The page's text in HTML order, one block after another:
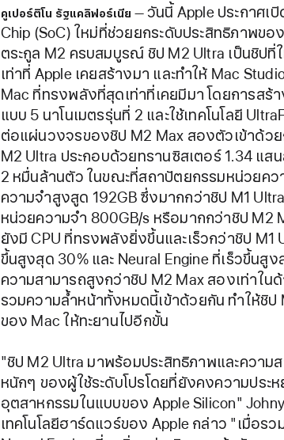
คูเปอร์ติโน รัฐแคลิฟอร์เนีย
วันนี้ Apple ประกาศเ
Chip (SoC) ใหม่ที่ช่วยยกระดับประสิทธิภาพข
ตระกูล M2 ครบสมบูรณ์ ชิป M2 Ultra เป็นชิป
เท่าที่ Apple เคยสร้างมา และทำให้ Mac
Mac ที่ทรงพลังที่สุดเท่าที่เคยมีมา โดยการสร้
แบบ 5 นาโนเมตรรุ่นที่ 2 และใช้เทคโนโลยี
ต่อแผ่นวงจรของชิป M2 Max สองตัวเข้าด้ว
M2 Ultra ประกอบด้วยทรานซิสเตอร์ 1.34 แ
2 หมื่นล้านตัว ในขณะที่สถาปัตยกรรมหน่วยค
ความจำสูงสูด 192GB ซึ่งมากกว่าชิป M1
หน่วยความจำ 800GB/s หรือมากกว่าชิป M2
ยังมี CPU ที่ทรงพลังยิ่งขึ้นและเร็วกว่าชิป M1
ขึ้นสูงสุด 30% และ Neural Engine ที่เร็วขึ้นสู
ความสามารถสูงกว่าชิป M2 Max สองเท่าใน
รวมความล้ำหน้าทั้งหมดนี้เข้าด้วยกัน ทำให้ชิ
ของ Mac ให้ทะยานไปอีกขั้น
"ชิป M2 Ultra มาพร้อมประสิทธิภาพและความ
หนักๆ ของผู้ใช้ระดับโปรโดยที่ยังคงความปร
อุตสาหกรรมในแบบของ Apple Silicon"
เทคโนโลยีฮาร์ดแวร์ของ Apple กล่าว "เมื่อร